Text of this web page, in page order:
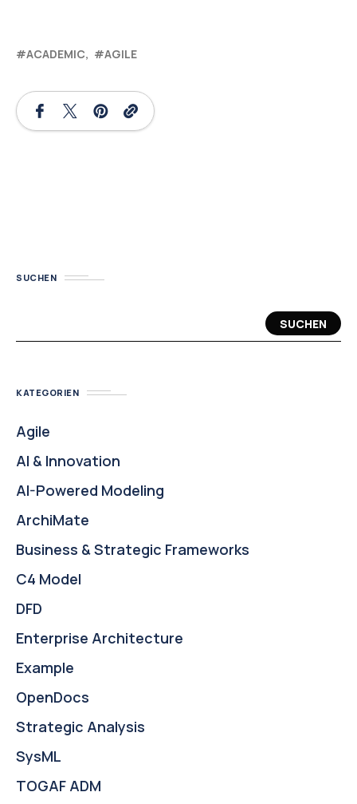
ACADEMIC AGILE
SUCHEN
SUCHEN
KATEGORIEN
Agile
AI & Innovation
AI-Powered Modeling
ArchiMate
Business & Strategic Frameworks
C4 Model
DFD
Enterprise Architecture
Example
OpenDocs
Strategic Analysis
SysML
TOGAF ADM